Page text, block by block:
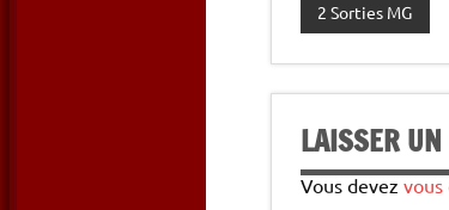
2 Sorties MG
LAISSER
Vous devez vous